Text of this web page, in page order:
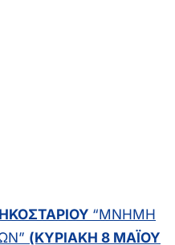
“ΜΝΗΜΗ
(ΚΥΡΙΑΚΗ 8 ΜΑΪΟΥ